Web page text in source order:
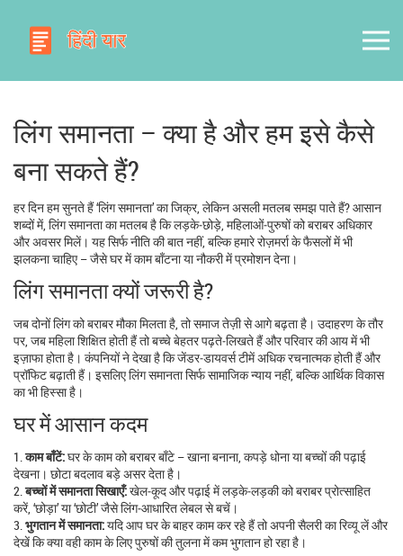
लिंग समानता – क्या है और हम इसे कैसे
बना सकते हैं?
हर दिन हम सुनते हैं ‘लिंग समानता’ का जिक्र, लेकिन असली मतलब समझ पाते हैं? आसान
शब्दों में, लिंग समानता का मतलब है कि लड़के‑छोड़े, महिलाओं‑पुरुषों को बराबर अधिकार
और अवसर मिलें। यह सिर्फ नीति की बात नहीं, बल्कि हमारे रोज़मर्रा के फैसलों में भी
झलकना चाहिए – जैसे घर में काम बाँटना या नौकरी में प्रमोशन देना।
लिंग समानता क्यों जरूरी है?
जब दोनों लिंग को बराबर मौका मिलता है, तो समाज तेज़ी से आगे बढ़ता है। उदाहरण के तौर
पर, जब महिला शिक्षित होती हैं तो बच्चे बेहतर पढ़ते‑लिखते हैं और परिवार की आय में भी
इज़ाफा होता है। कंपनियों ने देखा है कि जेंडर‑डायवर्स टीमें अधिक रचनात्मक होती हैं और
प्रॉफिट बढ़ाती हैं। इसलिए लिंग समानता सिर्फ सामाजिक न्याय नहीं, बल्कि आर्थिक विकास
का भी हिस्सा है।
घर में आसान कदम
1.काम बाँटें:घर के काम को बराबर बाँटे – खाना बनाना, कपड़े धोना या बच्चों की पढ़ाई
देखना। छोटा बदलाव बड़े असर देता है।
2.बच्चों में समानता सिखाएँ:खेल‑कूद और पढ़ाई में लड़के‑लड़की को बराबर प्रोत्साहित
करें, ‘छोड़ा’ या ‘छोटी’ जैसे लिंग‑आधारित लेबल से बचें।
3. भुगतान में समानता:यदि आप घर के बाहर काम कर रहे हैं तो अपनी सैलरी का रिव्यू लें और
देखें कि क्या वही काम के लिए पुरुषों की तुलना में कम भुगतान हो रहा है।